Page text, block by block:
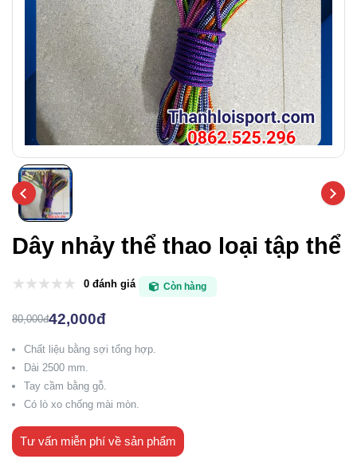
Dây nhảy thể thao loại tập thể
0 đánh giá Còn hàng
80,000đ42,000đ
Chất liệu bằng sợi tổng hợp.
Dài 2500 mm.
Tay cầm bằng gỗ.
Có lò xo chống mài mòn.
Tư vấn miễn phí về sản phẩm